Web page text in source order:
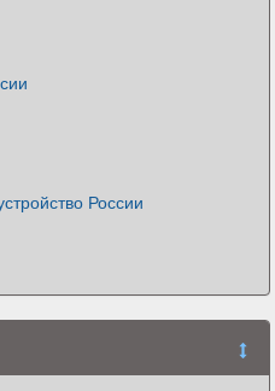
России